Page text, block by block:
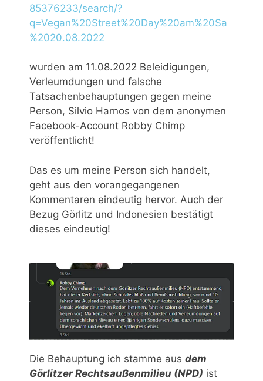
85376233/search/?
q=Vegan%20Street%20Day%20am%20Sa
%2020.08.2022
wurden am 11.08.2022 Beleidigungen,
Verleumdungen und falsche
Tatsachenbehauptungen gegen meine
Person, Silvio Harnos von dem anonymen
Facebook-Account Robby Chimp
veröffentlicht!
Das es um meine Person sich handelt,
geht aus den vorangegangenen
Kommentaren eindeutig hervor. Auch der
Bezug Görlitz und Indonesien bestätigt
dieses eindeutig!
Die Behauptung ich stamme aus dem
Görlitzer Rechtsaußenmilieu (NPD) ist